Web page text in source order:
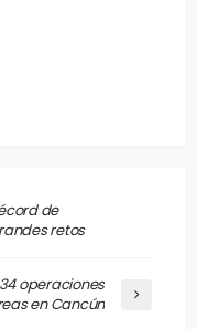
de
retos
operaciones
en Cancún